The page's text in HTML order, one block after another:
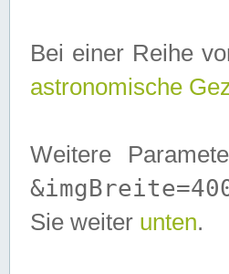
Bei einer Reihe
astronomische
Weitere
Sie weiter unten.